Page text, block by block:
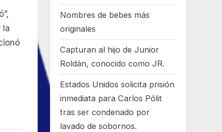
la
Nombres de bebes más
originales
Capturan al hijo de Junior
Roldán, conocido como JR.
Estados Unidos solicita prisión
inmediata para Carlos Pólit
tras ser condenado por
lavado de sobornos.